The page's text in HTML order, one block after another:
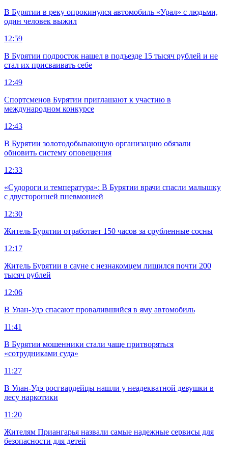
В Бурятии в реку опрокинулся автомобиль «Урал» с людьми,
один человек выжил
12:59
В Бурятии подросток нашел в подъезде 15 тысяч рублей и не
стал их присваивать себе
12:49
Спортсменов Бурятии приглашают к участию в
международном конкурсе
12:43
В Бурятии золотодобывающую организацию обязали
обновить систему оповещения
12:33
«Судороги и температура»: В Бурятии врачи спасли малышку
с двусторонней пневмонией
12:30
Житель Бурятии отработает 150 часов за срубленные сосны
12:17
Житель Бурятии в сауне с незнакомцем лишился почти 200
тысяч рублей
12:06
В Улан-Удэ спасают провалившийся в яму автомобиль
11:41
В Бурятии мошенники стали чаще притворяться
«сотрудниками суда»
11:27
В Улан-Удэ росгвардейцы нашли у неадекватной девушки в
лесу наркотики
11:20
Жителям Приангарья назвали самые надежные сервисы для
безопасности для детей